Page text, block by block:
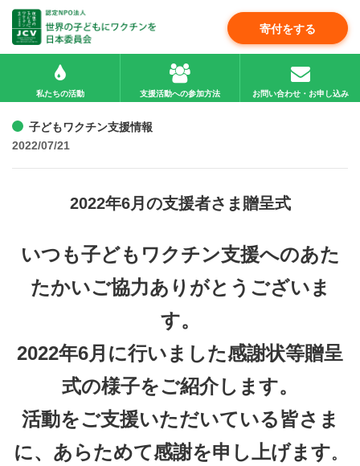
寄付をする
私たちの活動 支援活動への参加方法 お問い合わせ・お申し込み
子どもワクチン支援情報
2022/07/21
2022年6月の支援者さま贈呈式
いつも子どもワクチン支援へのあた
たかいご協力ありがとうございま
す。
2022年6月に行いました感謝状等贈呈
式の様子をご紹介します。
活動をご支援いただいている皆さま
に、あらためて感謝を申し上げます。